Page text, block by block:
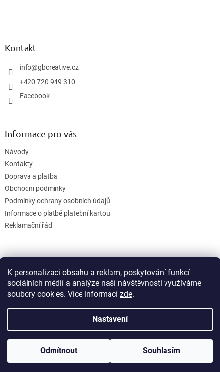
K personalizaci obsahu a reklam, poskytování funkcí
sociálních médií a analýze naší návštěvnosti využíváme
soubory cookies. Více informací zde.
Nastavení
Odmítnout Souhlasím
Z
Kontakt
info@gbcreative.cz
+420 720 949 310
Facebook
Informace pro vás
Návody
Kontakty
Doprava a platba
Obchodní podmínky
Podmínky ochrany osobních údajů
Informace o platbě platební kartou
Reklamační řád
. Všechna práva vyhrazena.